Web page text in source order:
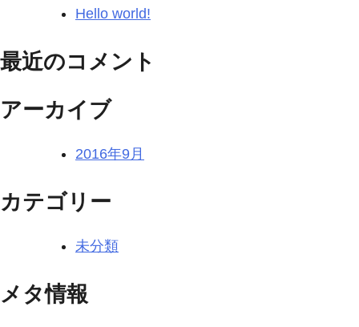
Hello world!
最近のコメント
アーカイブ
2016年9月
カテゴリー
未分類
メタ情報